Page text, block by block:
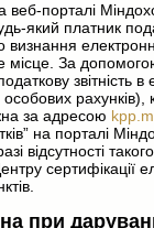
порталі
який платник
За
за адресою
на порталі
відсутності
сертифікації
при